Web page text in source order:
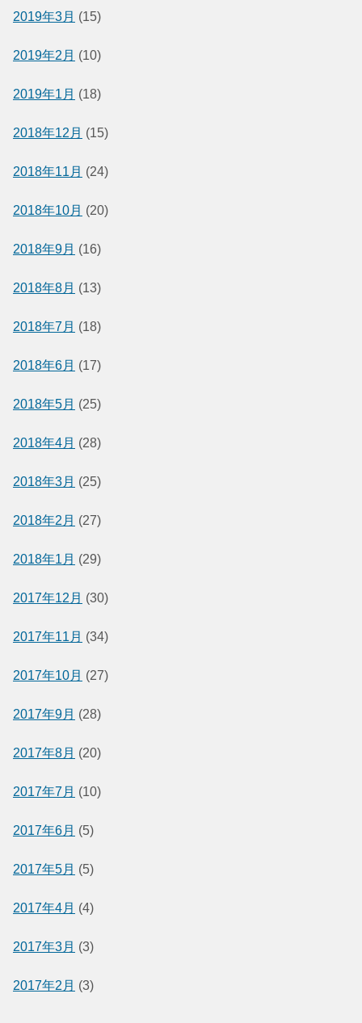
2019年3月 (15)
2019年2月 (10)
2019年1月 (18)
2018年12月 (15)
2018年11月 (24)
2018年10月 (20)
2018年9月 (16)
2018年8月 (13)
2018年7月 (18)
2018年6月 (17)
2018年5月 (25)
2018年4月 (28)
2018年3月 (25)
2018年2月 (27)
2018年1月 (29)
2017年12月 (30)
2017年11月 (34)
2017年10月 (27)
2017年9月 (28)
2017年8月 (20)
2017年7月 (10)
2017年6月 (5)
2017年5月 (5)
2017年4月 (4)
2017年3月 (3)
2017年2月 (3)